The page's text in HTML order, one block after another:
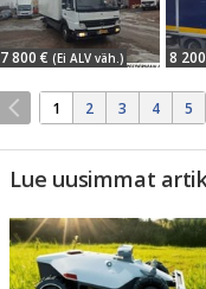
7 800 € (Ei ALV väh.) 8
1 2 3 4 5
Lue uusimmat